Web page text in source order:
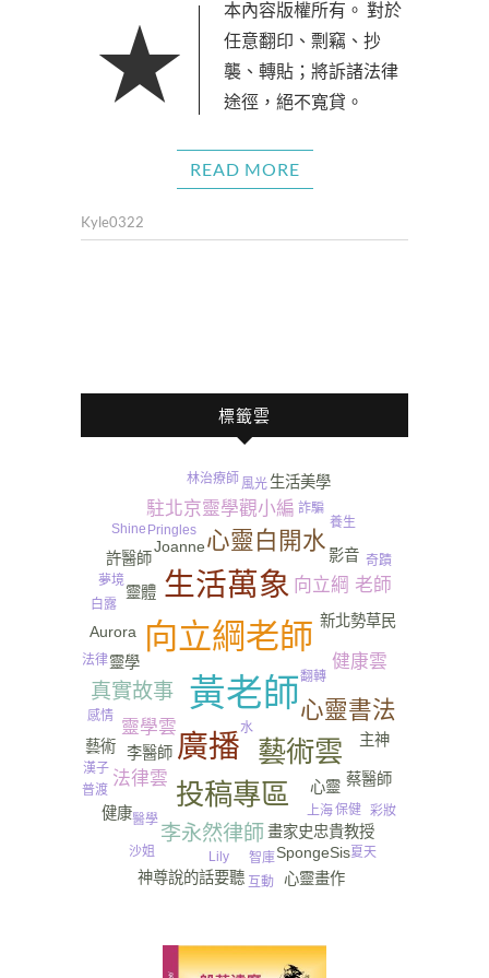
★本內容版權所有。 對於
任意翻印、剽竊、抄
襲、轉貼；將訴諸法律
途徑，絕不寬貸。
READ MORE
Kyle0322
標籤雲
黃老師
向立綱老師
廣播
生活萬象
投稿專區
藝術雲
心靈白開水
心靈書法
李永然律師
真實故事
健康雲
駐北京靈學觀小編
靈學雲
向立綱 老師
法律雲 心靈
李醫師
靈體
畫家史忠貴教授
Joanne
新北勢草民
神尊說的話要聽
靈學
蔡醫師
心靈畫作
SpongeSis
主神
影音
生活美學
Aurora
健康
藝術
許醫師
林治療師
養生
保健
上海
Lily
白露
翻轉
沙姐
醫學
風光
法律
夢境
互動
彩妝
Shine
智庫
詐騙
奇蹟
感情
普渡
水
漢子
Pringles
夏天